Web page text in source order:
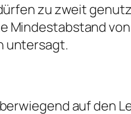
zu zweit
untersagt.
auf den